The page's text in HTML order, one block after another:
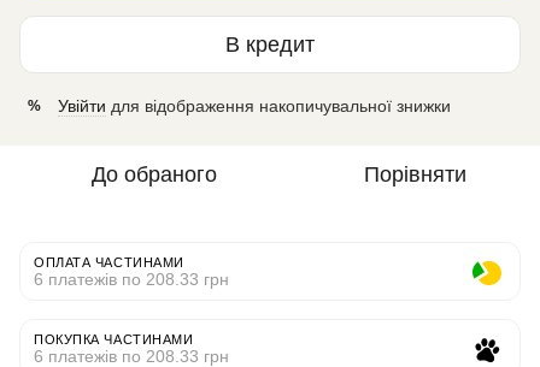
В кредит
% Увійти для відображення накопичувальної знижки
До обраного Порівняти
ОПЛАТА ЧАСТИНАМИ
6 платежів по 208.33 грн
ПОКУПКА ЧАСТИНАМИ
6 платежів по 208.33 грн